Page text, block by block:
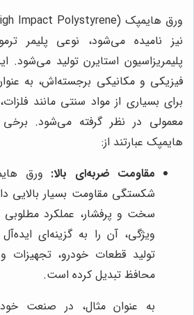
نیز نامیده می‌شود، نوعی پلیمر
پلیمریزاسیون استایرن تولید
فیزیکی و مکانیکی برجسته‌اش، به
برای بسیاری از مواد سنتی مانند
معمولی در نظر گرفته می‌شود. برخی
هایمپک عبارتند از:
مقاومت ضربه‌ای بالا: ورق
شکستگی مقاومت بسیار بالایی
سخت و پرفشار، عملکرد
ویژگی، آن را به گزینه‌ای
تولید قطعات خودرو، تجهیزات
محافظ تبدیل کرده است.
به عنوان مثال، در صنعت